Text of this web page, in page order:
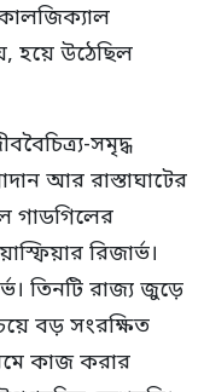
হয়ে উঠেছিল
সমৃদ্ধ
আর রাস্তাঘাটের
গাডগিলের
রিজার্ভ।
তিনটি রাজ্য জুড়ে
বড় সংরক্ষিত
কাজ করার